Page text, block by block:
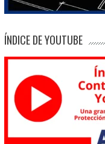
ÍNDICE DE YOUTUBE